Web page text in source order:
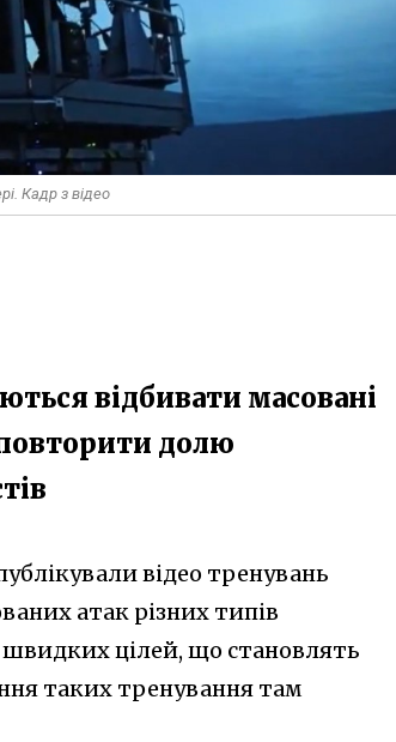
Кадр з відео
відбивати масовані
долю
відео тренувань
атак різних типів
цілей, що становлять
таких тренування там